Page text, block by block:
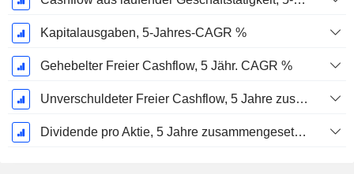
Kapitalausgaben, 5-Jahres-CAGR %
Gehebelter Freier Cashflow, 5 Jähr. CAGR %
Unverschuldeter Freier Cashflow, 5 Jahre zusammengesetzte jährliche Wachstumsrate %
Dividende pro Aktie, 5 Jahre zusammengesetzte jährliche Wachstumsrate %